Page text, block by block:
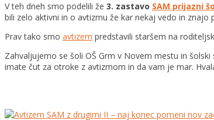
V teh dneh smo podelili že 3. zastavo SAM prijazni
bili zelo aktivni in o avtizmu že kar nekaj vedo in znajo
Prav tako smo avtizem predstavili staršem na
Zahvaljujemo se šoli OŠ Grm v Novem mestu in
imate čut za otroke z avtizmom in da vam je mar.